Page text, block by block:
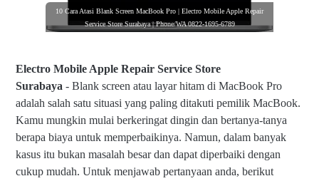
10 Cara Atasi Blank Screen MacBook Pro | Electro Mobile Apple Repair
Service Store Surabaya | Phone/WA 0822-1695-6789
Electro Mobile Apple Repair Service Store
Surabaya - Blank screen atau layar hitam di MacBook Pro
adalah salah satu situasi yang paling ditakuti pemilik MacBook.
Kamu mungkin mulai berkeringat dingin dan bertanya-tanya
berapa biaya untuk memperbaikinya. Namun, dalam banyak
kasus itu bukan masalah besar dan dapat diperbaiki dengan
cukup mudah. Untuk menjawab pertanyaan anda, berikut